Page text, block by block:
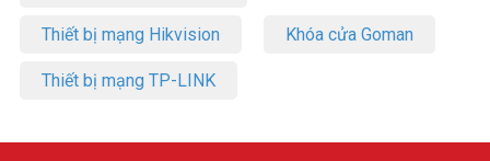
Thiết bị mạng Hikvision Khóa cửa Goman
Thiết bị mạng TP-LINK